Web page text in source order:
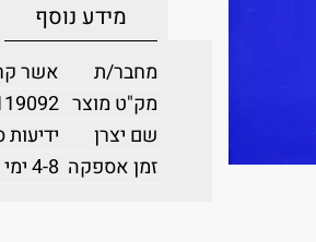
מידע נוסף
מחבר/ת
אשר
מק"ט מוצר
שם יצרן
זמן אספקה 4-8 ימי עסקים